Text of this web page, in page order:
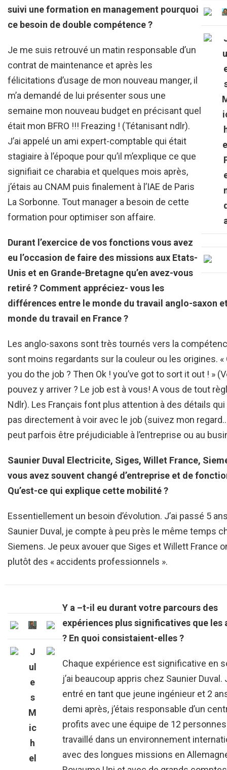
suivi une formation en management pourquoi
ce besoin de double compétence ?
Je me suis retrouvé un matin responsable d’un
contrat de maintenance et après les
félicitations d’usage de mon nouveau manger, il
m’a demandé de lui présenter sous une
semaine mon nouveau budget en précisant quel
était mon BFRO !!! Freazing ! (Tétanisant ndlr).
J’ai appelé un ami expert-comptable qui était
stagiaire à l’époque pour qu’il m’explique ce que
signifiait ce charabia et quelques mois après,
j’étais au CNAM puis finalement à l’IAE de Paris
La Sorbonne. Tout manager a besoin de cette
formation pour optimiser son affaire.
Durant l’exercice de vos fonctions vous avez
eu l’occasion de faire des missions aux Etats-
Unis et en Grande-Bretagne qu’en avez-vous
retiré ? Comment appréciez- vous les
différences entre le monde du travail anglo-saxon
monde du travail en France ?
Les anglo-saxons sont très tournés vers la
sont moins regardants sur la couleur ou les origines. «
you do the job ? Then Ok ! you’ve got to sort it out ! »
pouvez y arriver ? Le job est à vous! A vous de tout
Ndlr). Les Français font plus attention à des détails qui
pas directement à voir avec le job (suivez mon
peut parfois être préjudiciable à l’entreprise ou au
Saunier Duval Electricite, Siges, Willet France,
vous avez souvent changé d’entreprise et de
Qu’est-ce qui explique cette mobilité ?
Essentiellement un besoin d’évolution. J’ai passé 5
Saunier Duval, je compte à peu près le même temps
Siemens. Je peux avouer que Siges et Willett France
plutôt des « accidents professionnels ».
J
ul
e
s
M
ic
h
el
Y a –t-il eu durant votre parcours des
expériences plus significatives que les
? En quoi consistaient-elles ?
Chaque expérience est significative en
j’ai beaucoup appris chez Saunier Duval.
entré en tant que jeune ingénieur et 2
demi après, j’étais responsable d’un
profits avec une équipe de 12
travaillé dans un environnement
avec des longues missions en